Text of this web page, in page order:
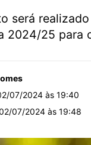
será
2024/25 para
07/2024 às 19:40
07/2024 às 19:48